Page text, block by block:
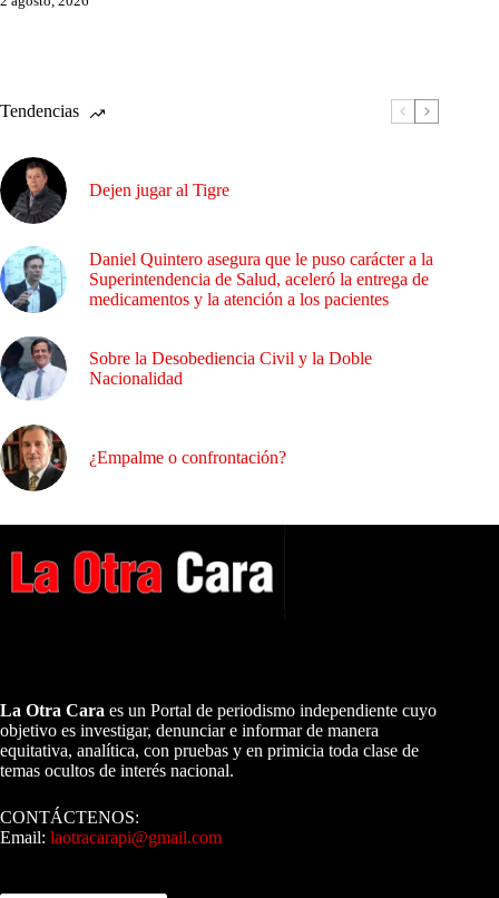
Tendencias
Dejen jugar al Tigre
Daniel Quintero asegura que le puso carácter a la
Superintendencia de Salud, aceleró la entrega de
medicamentos y la atención a los pacientes
Sobre la Desobediencia Civil y la Doble
Nacionalidad
¿Empalme o confrontación?
La Otra Cara es un Portal de periodismo independiente cuyo
objetivo es investigar, denunciar e informar de manera
equitativa, analítica, con pruebas y en primicia toda clase de
temas ocultos de interés nacional.
CONTÁCTENOS:
Email: laotracarapi@gmail.com